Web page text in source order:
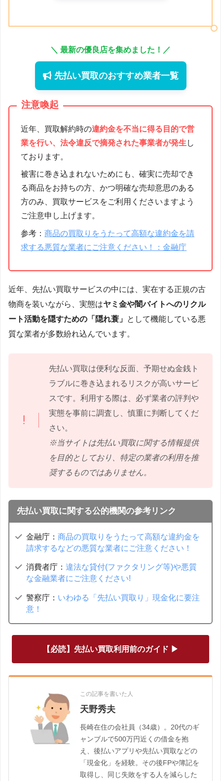
＼ 最新の優良店を集めました！／
先払い買取のおすすめ業者一覧
注意喚起
近年、買取解約時の違約金を不当に得る目的で営
業を行い、法令違反で摘発された事業者が発生 し
ております。
被害に巻き込まれないためにも、確実に売却でき
る商品をお持ちの方、かつ明確な売却意思のある
方のみ、買取サービスをご利用くださいますよう
ご注意申し上げます。
参考：商品の買取りをうたって高額な違約金を請
求する悪質な業者にご注意ください！：金融庁
近年、先払い買取サービスの中には、実在する正規の古
物商を装いながら、実態はヤミ金や闇バイトへのリクル
ート活動を隠すための「隠れ蓑」 として機能している悪
質な業者が多数紛れ込んでいます。
先払い買取は便利な反面、予期せぬ金銭ト
ラブルに巻き込まれるリスクが高いサービ
スです。利用する際は、必ず業者の評判や
実態を事前に調査し、慎重に判断してくだ
さい。
※当サイトは先払い買取に関する情報提供
を目的としており、特定の業者の利用を推
奨するものではありません。
先払い買取に関する公的機関の参考リンク
金融庁：商品の買取りをうたって高額な違約金を
請求するなどの悪質な業者にご注意ください！
消費者庁：違法な貸付(ファクタリング等)や悪質
な金融業者にご注意ください!
警察庁： いわゆる「先払い買取り」現金化に要注
意！
【必読】先払い買取利用前のガイド ▶
この記事を書いた人
天野秀夫
長崎在住の会社員（34歳）。20代のギ
ャンブルで500万円近くの借金を抱
え、後払いアプリや先払い買取などの
「現金化」を経験。その後FPや簿記を
取得し、同じ失敗をする人を減らした